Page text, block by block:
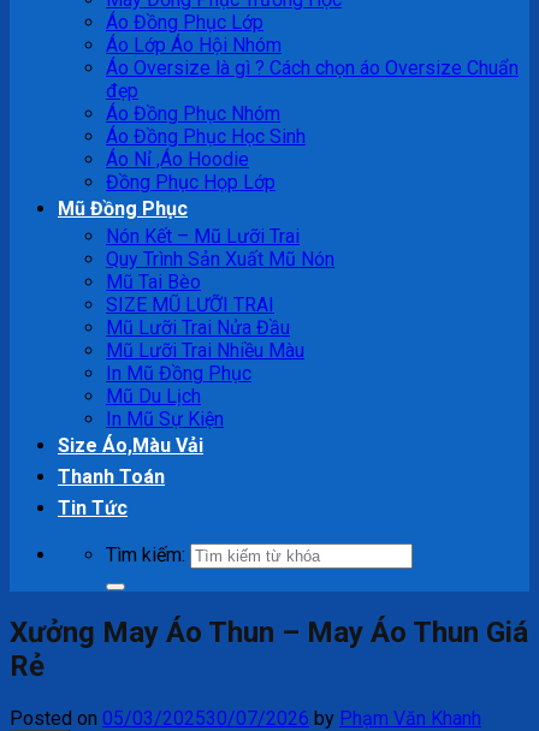
Áo Đồng Phục Lớp
Áo Lớp Áo Hội Nhóm
Áo Oversize là gì ? Cách chọn áo Oversize Chuẩn
đẹp
Áo Đồng Phục Nhóm
Áo Đồng Phục Học Sinh
Áo Nỉ ,Áo Hoodie
Đồng Phục Họp Lớp
Mũ Đồng Phục
Nón Kết – Mũ Lưỡi Trai
Quy Trình Sản Xuất Mũ Nón
Mũ Tai Bèo
SIZE MŨ LƯỠI TRAI
Mũ Lưỡi Trai Nửa Đầu
Mũ Lưỡi Trai Nhiều Màu
In Mũ Đồng Phục
Mũ Du Lịch
In Mũ Sự Kiện
Size Áo,Màu Vải
Thanh Toán
Tin Tức
Tìm kiếm:
Xưởng May Áo Thun – May Áo Thun Giá
Rẻ
Posted on 05/03/202530/07/2026 by Phạm Văn Khanh